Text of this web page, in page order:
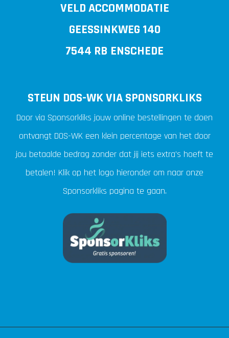
VELD ACCOMMODATIE
GEESSINKWEG 140
7544 RB ENSCHEDE
STEUN DOS-WK VIA SPONSORKLIKS
Door via Sponsorkliks jouw online bestellingen te doen
ontvangt DOS-WK een klein percentage van het door
jou betaalde bedrag zonder dat jij iets extra's hoeft te
betalen! Klik op het logo hieronder om naar onze
Sponsorkliks pagina te gaan.